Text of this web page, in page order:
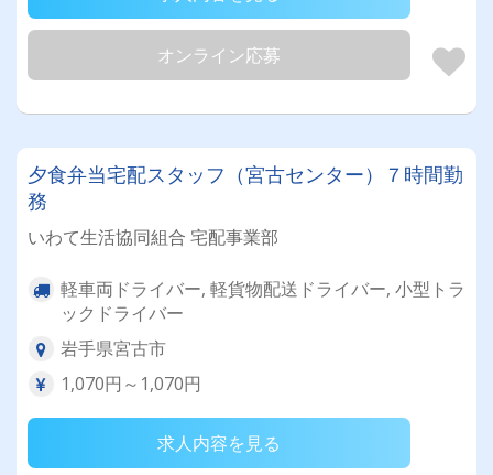
オンライン応募
夕食弁当宅配スタッフ（宮古センター）７時間勤
務
いわて生活協同組合 宅配事業部
軽車両ドライバー, 軽貨物配送ドライバー, 小型トラ
ックドライバー
岩手県宮古市
1,070円～1,070円
求人内容を見る